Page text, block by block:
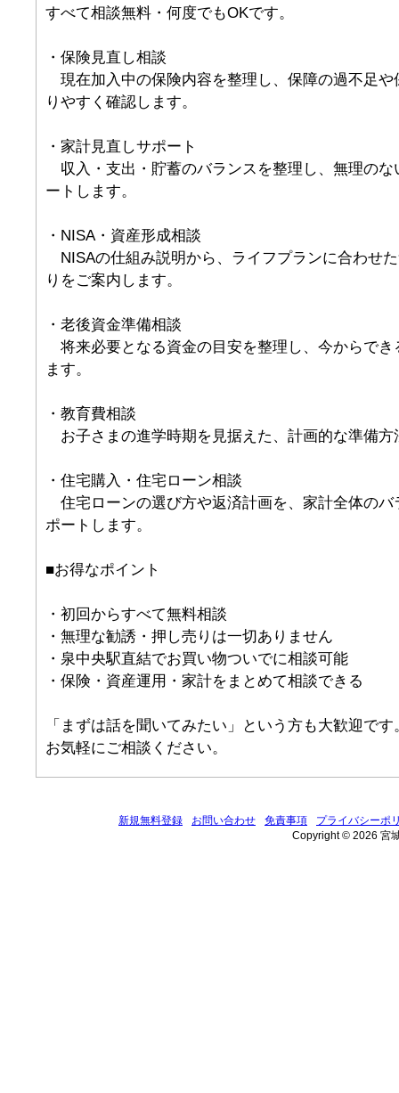
すべて相談無料・何度でもOKです。
・保険見直し相談
現在加入中の保険内容を整理し、保障の過不足や
りやすく確認します。
・家計見直しサポート
収入・支出・貯蓄のバランスを整理し、無理のな
ートします。
・NISA・資産形成相談
NISAの仕組み説明から、ライフプランに合わせ
りをご案内します。
・老後資金準備相談
将来必要となる資金の目安を整理し、今からでき
ます。
・教育費相談
お子さまの進学時期を見据えた、計画的な準備方
・住宅購入・住宅ローン相談
住宅ローンの選び方や返済計画を、家計全体のバ
ポートします。
■お得なポイント
・初回からすべて無料相談
・無理な勧誘・押し売りは一切ありません
・泉中央駅直結でお買い物ついでに相談可能
・保険・資産運用・家計をまとめて相談できる
「まずは話を聞いてみたい」という方も大歓迎です
お気軽にご相談ください。
新規無料登録 お問い合わせ 免責事項
プライバシーポ
Copyright © 2026 宮